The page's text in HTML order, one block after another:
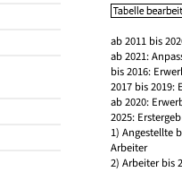
ab 2011 bis
ab 2021:
bis 2016:
2017 bis
ab 2020:
2025:
1) Angestellte
Arbeiter
2) Arbeiter bis